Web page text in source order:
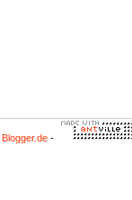
Blogger.de -